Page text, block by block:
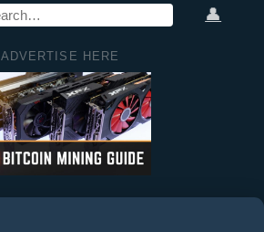
👤
ADVERTISE HERE